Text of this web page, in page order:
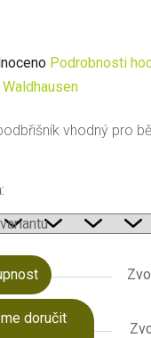
Podrobnosti
Waldhausen
vhodný pro
doručit